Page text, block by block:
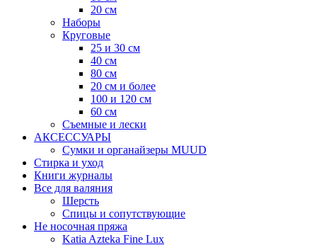
20 см
Наборы
Круговые
25 и 30 см
40 см
80 см
20 см и более
100 и 120 см
60 см
Съемные и лески
АКСЕССУАРЫ
Сумки и органайзеры MUUD
Стирка и уход
Книги журналы
Все для валяния
Шерсть
Спицы и сопутствующие
Не носочная пряжа
Katia Azteka Fine Lux